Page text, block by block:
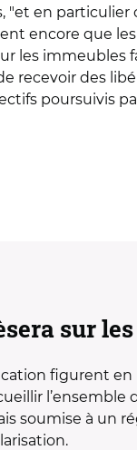
en particulier
encore que
immeubles
recevoir des
poursuivis
sur
figurent en
l’ensemble
soumise à un